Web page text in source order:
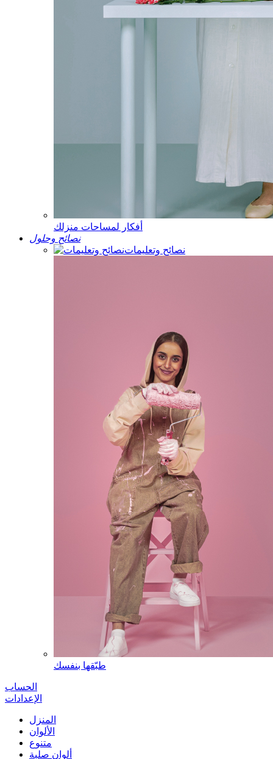
أفكار لمساحات منزلك
نصائح وحلول
نصائح وتعليمات
طبّقها بنفسك
الحساب
الإعدادات
المنزل
الألوان
متنوع
ألوان صلبة